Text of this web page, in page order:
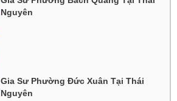
Nguyên
Gia Sư Phường Đức Xuân Tại Thái
Nguyên